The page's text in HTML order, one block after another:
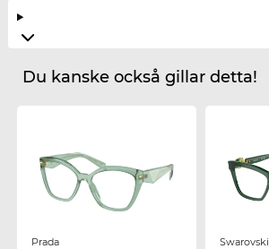
Du kanske också gillar detta!
Prada Swarovski